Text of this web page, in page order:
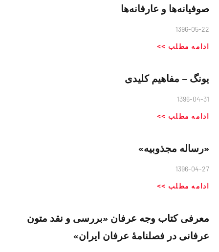
صوفیانه‌ها و عارفانه‌ها
1396-05-22
ادامه مطلب >>
یونگ – مفاهیم کلیدی
1396-04-31
ادامه مطلب >>
«رساله مجذوبیه»
1396-04-27
ادامه مطلب >>
معرفی کتاب وجه عرفان «بررسی و نقد متون
عرفانی در فصلنامهٔ عرفان ایران»